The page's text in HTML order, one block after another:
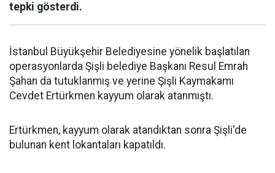
tepki gösterdi.
İstanbul Büyükşehir Belediyesine yönelik başlatılan
operasyonlarda Şişli belediye Başkanı Resul Emrah
Şahan da tutuklanmış ve yerine Şişli Kaymakamı
Cevdet Ertürkmen kayyum olarak atanmıştı.
Ertürkmen, kayyum olarak atandıktan sonra Şişli'de
bulunan kent lokantaları kapatıldı.